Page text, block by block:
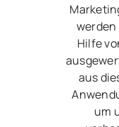
werden
Hilfe
aus
um